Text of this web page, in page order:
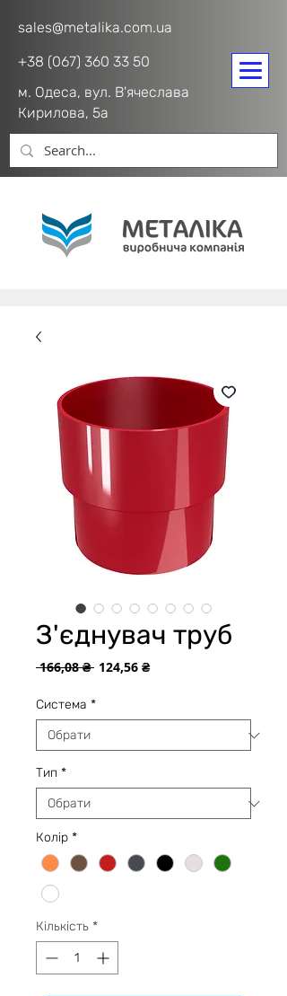
sales@metalika.com.ua
+38 (067) 360 33 50
м. Одеса, вул. В'ячеслава
Кирилова, 5а
З'єднувач труб
166,08 ₴ Звичайна
124,56 ₴За
Cистема *
Тип *
Колір *
Кількість *